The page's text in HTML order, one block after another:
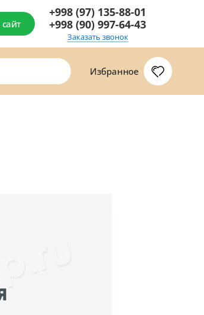
+998 (97) 135-88-01
+998 (90) 997-64-43
Заказать звонок
Избранное